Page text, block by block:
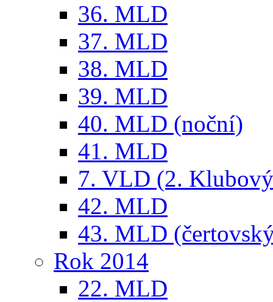
36. MLD
37. MLD
38. MLD
39. MLD
40. MLD (noční)
41. MLD
7. VLD (2.
42. MLD
43. MLD
Rok 2014
22. MLD